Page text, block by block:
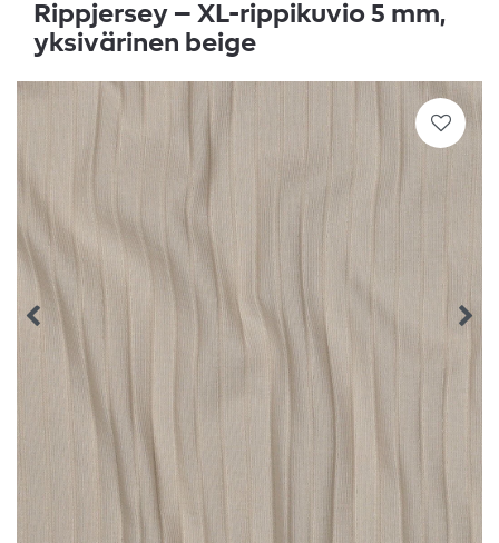
Rippjersey – XL-rippikuvio 5 mm,
yksivärinen beige